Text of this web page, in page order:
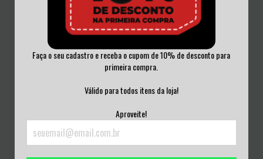
Faça o seu cadastro e receba o cupom de 10% de desconto para
primeira compra.
Válido para todos itens da loja!
Aproveite!
LACRADO
THE SINGLE...